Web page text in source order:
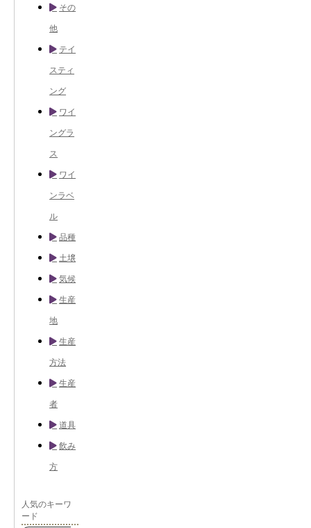
その
他
テイ
スティ
ング
ワイ
ングラ
ス
ワイ
ンラベ
ル
品種
土壌
気候
生産
地
生産
方法
生産
者
道具
飲み
方
人気のキーワ
ード